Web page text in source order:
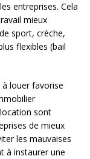
entreprises. Cela
mieux
sport, crèche,
flexibles (bail
à louer favorise
sont
de mieux
les mauvaises
à instaurer une